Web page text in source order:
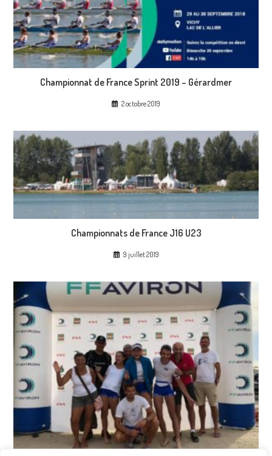
Championnat de France Sprint 2019 – Gérardmer
2 octobre 2019
Championnats de France J16 U23
9 juillet 2019